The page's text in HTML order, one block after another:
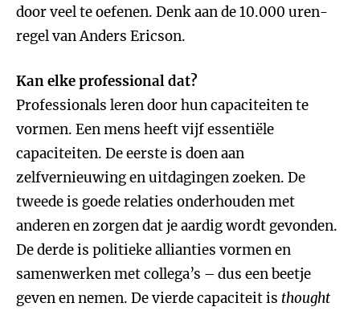
door veel te oefenen. Denk aan de 10.000 uren-
regel van Anders Ericson.
Kan elke professional dat?
Professionals leren door hun capaciteiten te
vormen. Een mens heeft vijf essentiële
capaciteiten. De eerste is doen aan
zelfvernieuwing en uitdagingen zoeken. De
tweede is goede relaties onderhouden met
anderen en zorgen dat je aardig wordt gevonden.
De derde is politieke allianties vormen en
samenwerken met collega’s – dus een beetje
geven en nemen. De vierde capaciteit is thought